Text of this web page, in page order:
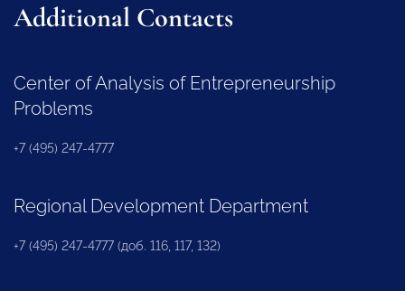
Additional Contacts
Center of Analysis of Entrepreneurship
Problems
+7 (495) 247-4777
Regional Development Department
+7 (495) 247-4777 (доб. 116, 117, 132)